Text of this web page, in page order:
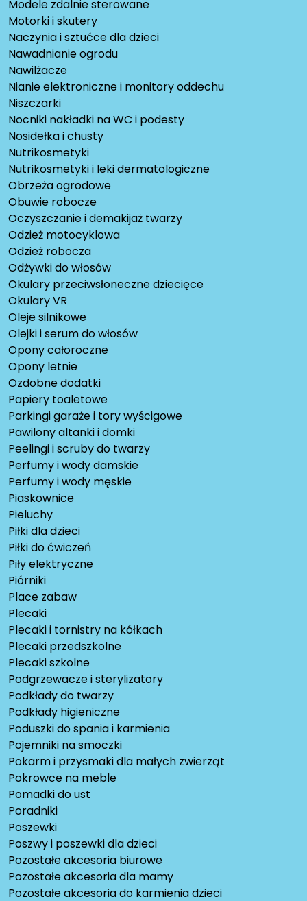
Modele zdalnie sterowane
Motorki i skutery
Naczynia i sztućce dla dzieci
Nawadnianie ogrodu
Nawilżacze
Nianie elektroniczne i monitory oddechu
Niszczarki
Nocniki nakładki na WC i podesty
Nosidełka i chusty
Nutrikosmetyki
Nutrikosmetyki i leki dermatologiczne
Obrzeża ogrodowe
Obuwie robocze
Oczyszczanie i demakijaż twarzy
Odzież motocyklowa
Odzież robocza
Odżywki do włosów
Okulary przeciwsłoneczne dziecięce
Okulary VR
Oleje silnikowe
Olejki i serum do włosów
Opony całoroczne
Opony letnie
Ozdobne dodatki
Papiery toaletowe
Parkingi garaże i tory wyścigowe
Pawilony altanki i domki
Peelingi i scruby do twarzy
Perfumy i wody damskie
Perfumy i wody męskie
Piaskownice
Pieluchy
Piłki dla dzieci
Piłki do ćwiczeń
Piły elektryczne
Piórniki
Place zabaw
Plecaki
Plecaki i tornistry na kółkach
Plecaki przedszkolne
Plecaki szkolne
Podgrzewacze i sterylizatory
Podkłady do twarzy
Podkłady higieniczne
Poduszki do spania i karmienia
Pojemniki na smoczki
Pokarm i przysmaki dla małych zwierząt
Pokrowce na meble
Pomadki do ust
Poradniki
Poszewki
Poszwy i poszewki dla dzieci
Pozostałe akcesoria biurowe
Pozostałe akcesoria dla mamy
Pozostałe akcesoria do karmienia dzieci